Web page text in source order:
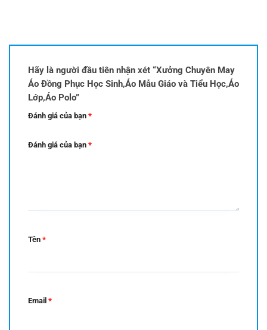
Hãy là người đầu tiên nhận xét “Xưởng Chuyên May
Áo Đồng Phục Học Sinh,Áo Mẫu Giáo và Tiểu Học,Áo
Lớp,Áo Polo”
Đánh giá của bạn *
Đánh giá của bạn *
Tên *
Email *